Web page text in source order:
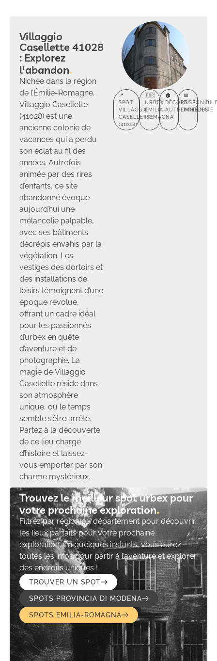
Villaggio
Casellette 41028
: Explorez
l'abandon
Nichée dans la région
de l’Émilie-Romagne,
Villaggio Casellette
(41028) est une
ancienne colonie de
vacances qui a perdu
son éclat au fil des
années. Autrefois
animée par des rires
d’enfants, ce site
abandonné évoque
aujourd’hui une
mélancolie palpable,
avec ses bâtiments
décrépis envahis par la
végétation. Les
vestiges des dortoirs et
des installations de
loisirs témoignent d’une
époque révolue,
offrant un cadre idéal
pour les passionnés
d’urbex en quête
d’aventure et de
photographie. La
magie de Villaggio
Casellette réside dans
son atmosphère
unique, où le temps
semble s’être arrêté.
Partez à la découverte
de ce lieu chargé
d’histoire et laissez-
vous emporter par son
charme mystérieux.
📍
SPOT
VILLAGGIO
CASELLETTE
(41028)
🇫🇷
URBEX
EMILIA-
ROMAGNA
🏚️
DÉCORS
AUTHENTIQUES
📅
IMMÉDIATE
Trouvez le meilleur spot urbex pour
votre prochaine exploration​
Filtrez par région ou département pour découvrir
les lieux parfaits pour votre prochaine
exploration. En quelques instants, vous aurez
toutes les infos pour partir à l’aventure et explorer
des endroits uniques !
TROUVER UN SPOT
SPOTS PROVINCIA DI MODENA
SPOTS EMILIA-ROMAGNA